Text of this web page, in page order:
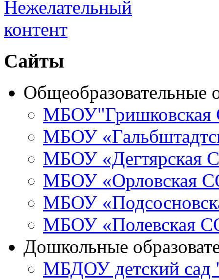
Сайты
Общеобразовательные
МБОУ
МБОУ «Дегтярская
МБОУ «Орловская
МБОУ
МБОУ «Полевская
Дошкольные
МБДОУ детский сад